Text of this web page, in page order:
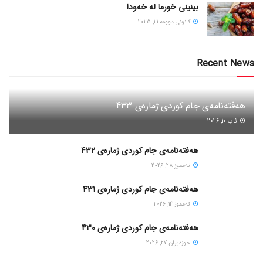
بینینی خورما لە خەودا
كانونی دووه‌م 21, 2025
Recent News
هەفتەنامەی جام کوردی ژمارەی 433
ئاب 10, 2026
هەفتەنامەی جام کوردی ژمارەی 432
ته‌مموز 28, 2026
هەفتەنامەی جام کوردی ژمارەی 431
ته‌مموز 14, 2026
هەفتەنامەی جام کوردی ژمارەی 430
حوزه‌یران 27, 2026